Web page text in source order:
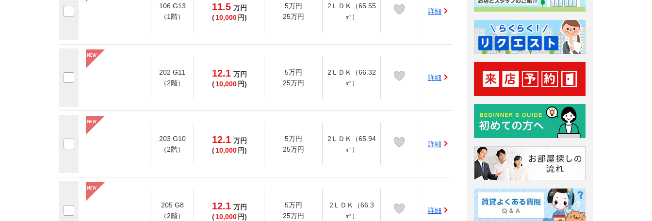
106 G13
（1階）
11.5 万円
( 10,000 円)
5万円
25万円
2ＬＤＫ（65.55
㎡）
詳細
202 G11
（2階）
12.1 万円
( 10,000 円)
5万円
25万円
2ＬＤＫ（66.32
㎡）
詳細
203 G10
（2階）
12.1 万円
( 10,000 円)
5万円
25万円
2ＬＤＫ（65.94
㎡）
詳細
205 G8
（2階）
12.1 万円
( 10,000 円)
5万円
25万円
2ＬＤＫ（66.3
㎡）
詳細